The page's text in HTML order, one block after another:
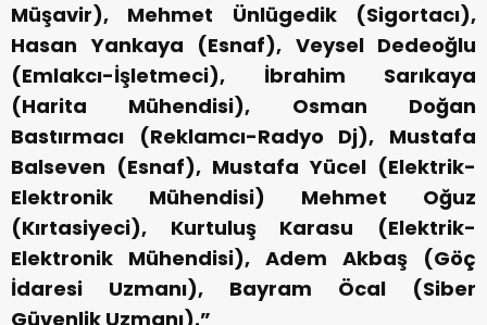
Müşavir), Mehmet Ünlügedik (Sigortacı),
Hasan Yankaya (Esnaf), Veysel Dedeoğlu
(Emlakcı-İşletmeci), İbrahim Sarıkaya
(Harita Mühendisi), Osman Doğan
Bastırmacı (Reklamcı-Radyo Dj), Mustafa
Balseven (Esnaf), Mustafa Yücel (Elektrik-
Elektronik Mühendisi) Mehmet Oğuz
(Kırtasiyeci), Kurtuluş Karasu (Elektrik-
Elektronik Mühendisi), Adem Akbaş (Göç
İdaresi Uzmanı), Bayram Öcal (Siber
Güvenlik Uzmanı).”